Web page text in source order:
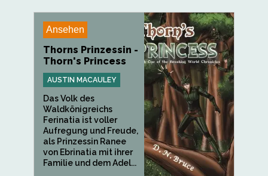
Ansehen
Thorns Prinzessin -
Thorn's Princess
AUSTIN MACAULEY
Das Volk des
Waldkönigreichs
Ferinatia ist voller
Aufregung und Freude,
als Prinzessin Ranee
von Ebrinatia mit ihrer
Familie und dem Adel...